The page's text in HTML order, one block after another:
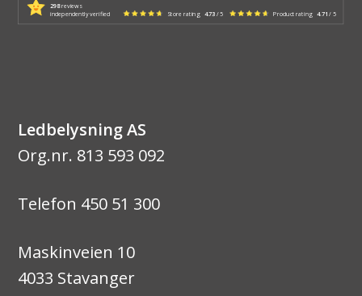
298reviews
independently verified Store rating 4.73 / 5 Product rating 4.71 / 5
Ledbelysning AS
Org.nr. 813 593 092
Telefon 450 51 300
Maskinveien 10
4033 Stavanger